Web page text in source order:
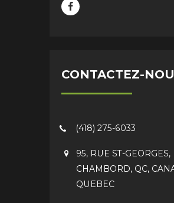
CONTACTEZ-
(418) 275-6033
95, RUE ST-GEORGES,
CHAMBORD, QC,
QUEBEC